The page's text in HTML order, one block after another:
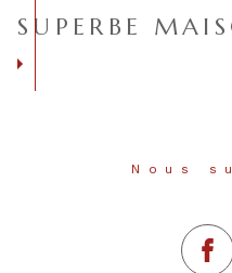
SUPERBE
Nous